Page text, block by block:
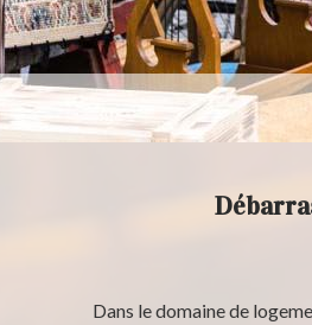
Dans le domaine de